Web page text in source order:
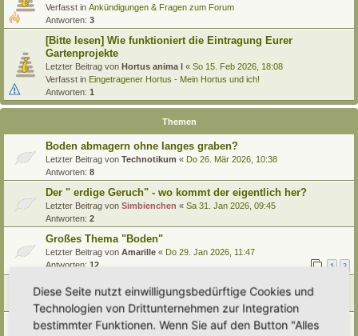
Verfasst in Ankündigungen & Fragen zum Forum
Antworten: 3
[Bitte lesen] Wie funktioniert die Eintragung Eurer
Gartenprojekte
Letzter Beitrag von Hortus anima l « So 15. Feb 2026, 18:08
Verfasst in Eingetragener Hortus - Mein Hortus und ich!
Antworten: 1
Themen
Boden abmagern ohne langes graben?
Letzter Beitrag von Technotikum « Do 26. Mär 2026, 10:38
Antworten: 8
Der " erdige Geruch" - wo kommt der eigentlich her?
Letzter Beitrag von Simbienchen « Sa 31. Jan 2026, 09:45
Antworten: 2
Großes Thema "Boden"
Letzter Beitrag von Amarille « Do 29. Jan 2026, 11:47
Antworten: 12 1 2
Boden des Jahres 2026 - Der Archivboden
Mi 17. Dez 2025, 11:51
Boden"Aufbereitung mit Erlen
Diese Seite nutzt einwilligungsbedürftige Cookies und
Technologien von Drittunternehmen zur Integration
bestimmter Funktionen. Wenn Sie auf den Button "Alles